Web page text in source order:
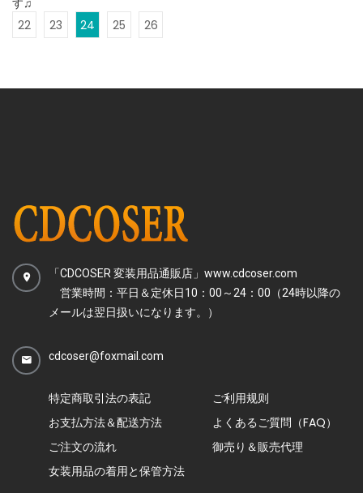
22 23 24 25 26
「CDCOSER 変装用品通販店」www.cdcoser.com
営業時間：平日＆定休日10：00～24：00（24時以降の
メールは翌日扱いになります。）
cdcoser@foxmail.com
特定商取引法の表記
ご利用规则
お支払方法＆配送方法
よくあるご質問（FAQ）
ご注文の流れ
御売り＆販売代理
女装用品の着用と保管方法